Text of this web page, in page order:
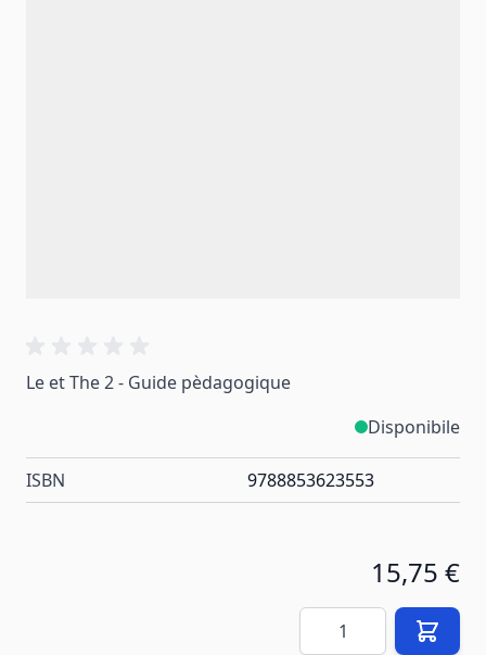
Le et The 2 - Guide pèdagogique
Disponibile
ISBN 9788853623553
15,75 €
Quantità